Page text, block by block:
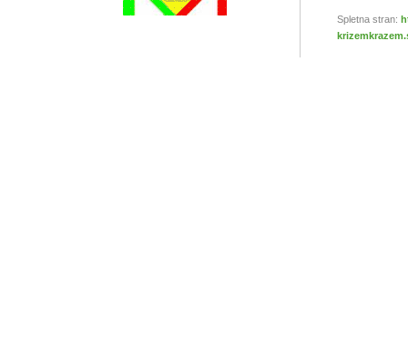
Spletna stran: